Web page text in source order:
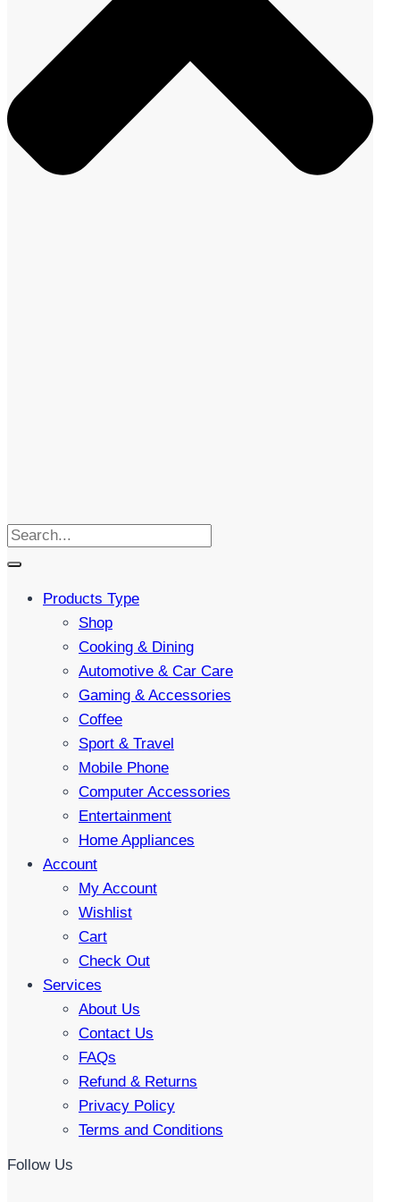
Products Type
Shop
Cooking & Dining
Automotive & Car Care
Gaming & Accessories
Coffee
Sport & Travel
Mobile Phone
Computer Accessories
Entertainment
Home Appliances
Account
My Account
Wishlist
Cart
Check Out
Services
About Us
Contact Us
FAQs
Refund & Returns
Privacy Policy
Terms and Conditions
Follow Us